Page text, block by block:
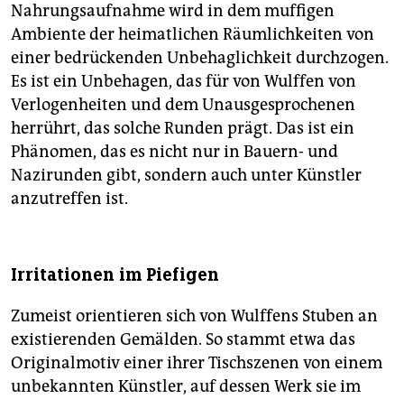
Nahrungsaufnahme wird in dem muffigen
Ambiente der heimatlichen Räumlichkeiten von
einer bedrückenden Unbehaglichkeit durchzogen.
Es ist ein Unbehagen, das für von Wulffen von
Verlogenheiten und dem Unausgesprochenen
herrührt, das solche Runden prägt. Das ist ein
Phänomen, das es nicht nur in Bauern- und
Nazirunden gibt, sondern auch unter Künstler
anzutreffen ist.
Irritationen im Piefigen
Zumeist orientieren sich von Wulffens Stuben an
existierenden Gemälden. So stammt etwa das
Originalmotiv einer ihrer Tischszenen von einem
unbekannten Künstler, auf dessen Werk sie im